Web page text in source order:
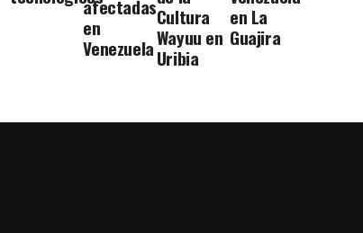
afectadas
en
Venezuela
Cultura
Wayuu en
Uribia
en La
Guajira